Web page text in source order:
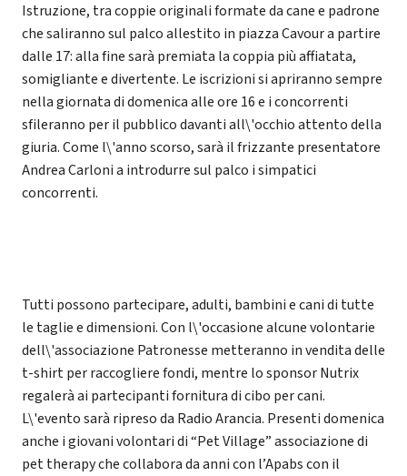
Istruzione, tra coppie originali formate da cane e padrone
che saliranno sul palco allestito in piazza Cavour a partire
dalle 17: alla fine sarà premiata la coppia più affiatata,
somigliante e divertente. Le iscrizioni si apriranno sempre
nella giornata di domenica alle ore 16 e i concorrenti
sfileranno per il pubblico davanti all\'occhio attento della
giuria. Come l\'anno scorso, sarà il frizzante presentatore
Andrea Carloni a introdurre sul palco i simpatici
concorrenti.
Tutti possono partecipare, adulti, bambini e cani di tutte
le taglie e dimensioni. Con l\'occasione alcune volontarie
dell\'associazione Patronesse metteranno in vendita delle
t-shirt per raccogliere fondi, mentre lo sponsor Nutrix
regalerà ai partecipanti fornitura di cibo per cani.
L\'evento sarà ripreso da Radio Arancia. Presenti domenica
anche i giovani volontari di “Pet Village” associazione di
pet therapy che collabora da anni con l’Apabs con il